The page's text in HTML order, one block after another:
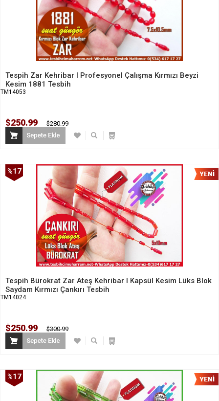
Tespih Zar Kehribar I Profesyonel Çalışma Kırmızı Beyzi
Kesim 1881 Tesbih
TM14053
$250.99 $280.99
Tespih Bürokrat Zar Ateş Kehribar I Kapsül Kesim Lüks Blok
Saydam Kırmızı Çankırı Tesbih
TM14024
$250.99 $300.99
%17
%17